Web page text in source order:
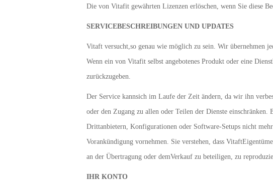
Die von Vitafit gewährten Lizenzen erlöschen, wenn Sie diese
SERVICEBESCHREIBUNGEN UND UPDATES
Vitaft versucht,so genau wie möglich zu sein. Wir übernehmen
Wenn ein von Vitafit selbst angebotenes Produkt oder eine
zurückzugeben.
Der Service kannsich im Laufe der Zeit ändern, da wir ihn
oder den Zugang zu allen oder Teilen der Dienste
Drittanbietern, Konfigurationen oder Software-Setups nicht
Vorankündigung vornehmen. Sie verstehen, dass
an der Übertragung oder demVerkauf zu beteiligen, zu
IHR KONTO